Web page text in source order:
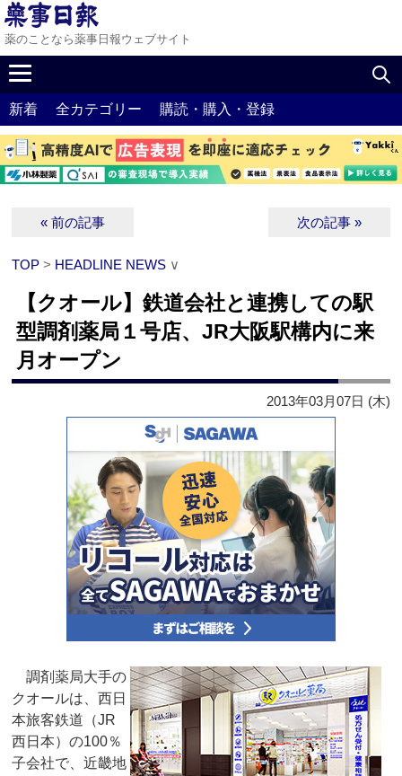
薬のことなら薬事日報ウェブサイト
新着 全カテゴリー 購読・購入・登録
« 前の記事 次の記事 »
TOP > HEADLINE NEWS ∨
【クオール】鉄道会社と連携しての駅
型調剤薬局１号店、JR大阪駅構内に来
月オープン
2013年03月07日 (木)
調剤薬局大手の
クオールは、西日
本旅客鉄道（JR
西日本）の100％
子会社で、近畿地